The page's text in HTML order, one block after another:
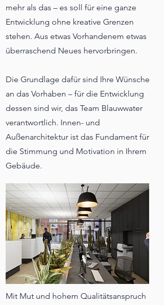
mehr als das – es soll für eine ganze
Entwicklung ohne kreative Grenzen
stehen. Aus etwas Vorhandenem etwas
überraschend Neues hervorbringen.
Die Grundlage dafür sind Ihre Wünsche
an das Vorhaben – für die Entwicklung
dessen sind wir, das Team Blauwwater
verantwortlich. Innen- und
Außenarchitektur ist das Fundament für
die Stimmung und Motivation in Ihrem
Gebäude.
Mit Mut und hohem Qualitätsanspruch